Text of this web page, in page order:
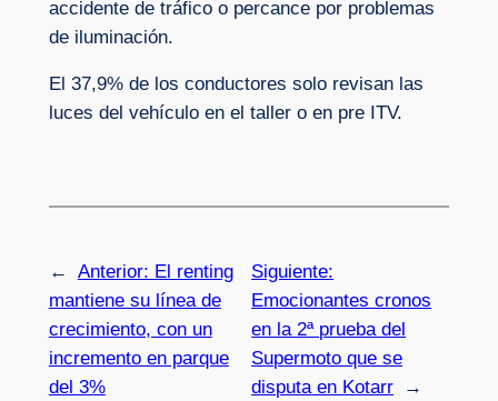
accidente de tráfico o percance por problemas
de iluminación.
El 37,9% de los conductores solo revisan las
luces del vehículo en el taller o en pre ITV.
← Anterior: El renting
mantiene su línea de
crecimiento, con un
incremento en parque
del 3%
Siguiente:
Emocionantes cronos
en la 2ª prueba del
Supermoto que se
disputa en Kotarr
→